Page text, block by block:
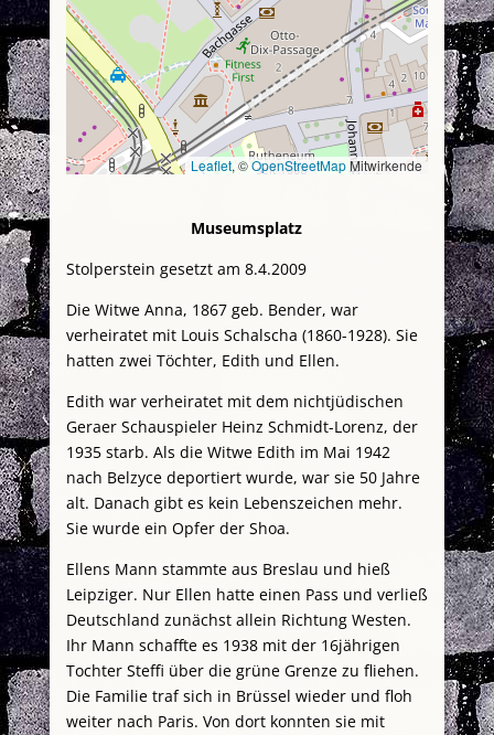
Leaflet, ©OpenStreetMapMitwirkende
Museumsplatz
Stolperstein gesetzt am 8.4.2009
Die Witwe Anna, 1867 geb. Bender, war
verheiratet mit Louis Schalscha (1860-1928). Sie
hatten zwei Töchter, Edith und Ellen.
Edith war verheiratet mit dem nichtjüdischen
Geraer Schauspieler Heinz Schmidt-Lorenz, der
1935 starb. Als die Witwe Edith im Mai 1942
nach Belzyce deportiert wurde, war sie 50 Jahre
alt. Danach gibt es kein Lebenszeichen mehr.
Sie wurde ein Opfer der Shoa.
Ellens Mann stammte aus Breslau und hieß
Leipziger. Nur Ellen hatte einen Pass und verließ
Deutschland zunächst allein Richtung Westen.
Ihr Mann schaffte es 1938 mit der 16jährigen
Tochter Steffi über die grüne Grenze zu fliehen.
Die Familie traf sich in Brüssel wieder und floh
weiter nach Paris. Von dort konnten sie mit